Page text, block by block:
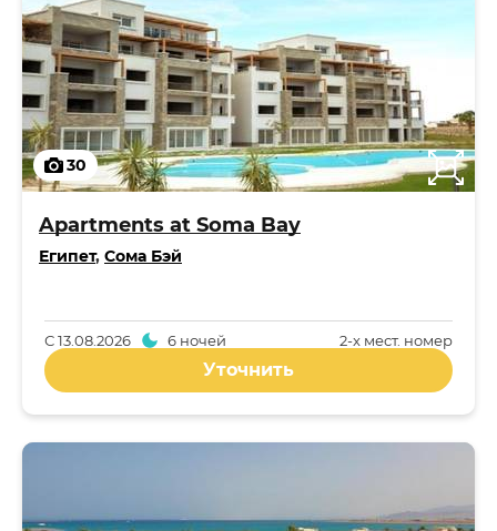
30
Apartments at Soma Bay
Египет, Сома Бэй
2-x мест. номер
С13.08.2026 6 ночей
Уточнить